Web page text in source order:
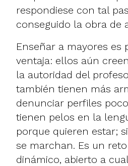
respondiese con tal
conseguido la obra de
Enseñar a mayores es
ventaja: ellos aún
la autoridad del
también tienen más
denunciar perfiles
tienen pelos en la
porque quieren estar;
se marchan. Es un
dinámico, abierto a